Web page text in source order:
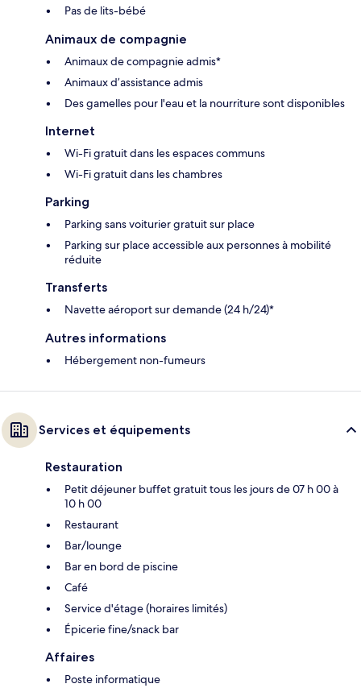
Pas de lits-bébé
Animaux de compagnie
Animaux de compagnie admis*
Animaux d’assistance admis
Des gamelles pour l'eau et la nourriture sont disponibles
Internet
Wi-Fi gratuit dans les espaces communs
Wi-Fi gratuit dans les chambres
Parking
Parking sans voiturier gratuit sur place
Parking sur place accessible aux personnes à mobilité
réduite
Transferts
Navette aéroport sur demande (24 h/24)*
Autres informations
Hébergement non-fumeurs
Services et équipements
Restauration
Petit déjeuner buffet gratuit tous les jours de 07 h 00 à
10 h 00
Restaurant
Bar/lounge
Bar en bord de piscine
Café
Service d'étage (horaires limités)
Épicerie fine/snack bar
Affaires
Poste informatique